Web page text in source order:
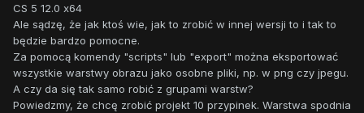
CS 5 12.0 x64
Ale sądzę, że jak ktoś wie, jak to zrobić w innej wersji to i tak to
będzie bardzo pomocne.
Za pomocą komendy "scripts" lub "export" można eksportować
wszystkie warstwy obrazu jako osobne pliki, np. w png czy jpegu.
A czy da się tak samo robić z grupami warstw?
Powiedzmy, że chcę zrobić projekt 10 przypinek. Warstwa spodnia